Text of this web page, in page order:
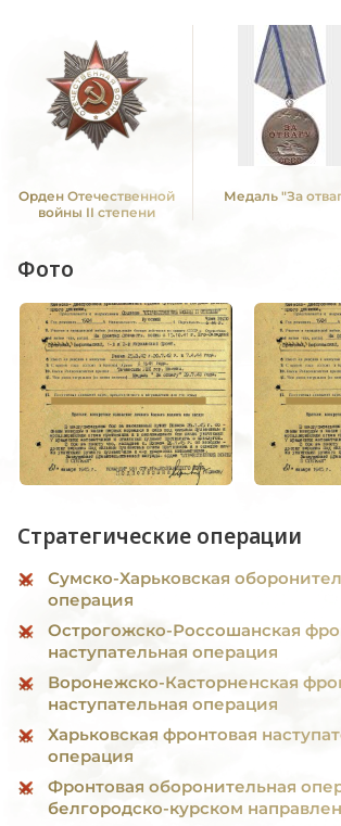
Орден Отечественной
войны II степени
Медаль "За
Фото
Стратегические операции
Сумско-Харьковская
операция
Острогожско-Россошанская
наступательная операция
Воронежско-Касторненская
наступательная операция
Харьковская фронтовая
операция
Фронтовая оборонительная
белгородско-курском